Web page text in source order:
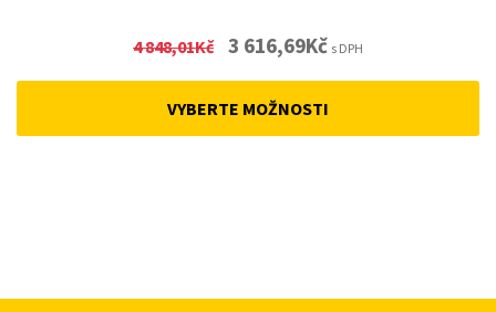
4 848,01Kč Original
3 616,69KčCurrent
s DPH
VYBERTE MOŽNOSTI